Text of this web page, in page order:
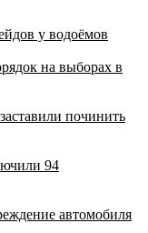
у водоёмов
на выборах в
починить
94
автомобиля